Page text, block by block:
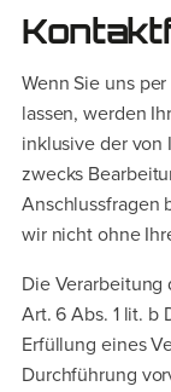
Wenn Sie uns
lassen, werden
inklusive der von
zwecks
Anschlussfragen
wir nicht ohne
Die Verarbeitung
Art. 6 Abs. 1 lit. b
Erfüllung eines
Durchführung